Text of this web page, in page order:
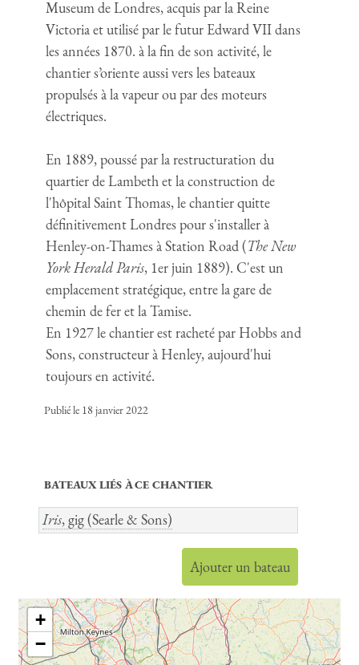
Museum de Londres, acquis par la Reine
Victoria et utilisé par le futur Edward VII dans
les années 1870. à la fin de son activité, le
chantier s’oriente aussi vers les bateaux
propulsés à la vapeur ou par des moteurs
électriques.
En 1889, poussé par la restructuration du
quartier de Lambeth et la construction de
l'hôpital Saint Thomas, le chantier quitte
définitivement Londres pour s'installer à
Henley-on-Thames à Station Road (The New
York Herald Paris, 1er juin 1889). C'est un
emplacement stratégique, entre la gare de
chemin de fer et la Tamise.
En 1927 le chantier est racheté par Hobbs and
Sons, constructeur à Henley, aujourd'hui
toujours en activité.
Publié le 18 janvier 2022
BATEAUX LIÉS À CE CHANTIER
Iris, gig (Searle & Sons)
Ajouter un bateau
+
−